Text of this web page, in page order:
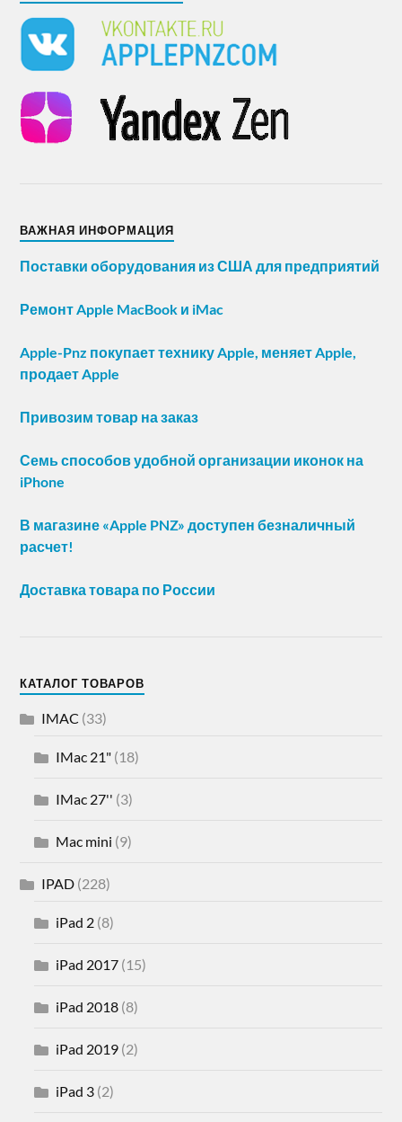
ВАЖНАЯ ИНФОРМАЦИЯ
Поставки оборудования из США для предприятий
Ремонт Apple MacBook и iMac
Apple-Pnz покупает технику Apple, меняет Apple,
продает Apple
Привозим товар на заказ
Семь способов удобной организации иконок на
iPhone
В магазине «Apple PNZ» доступен безналичный
расчет!
Доставка товара по России
КАТАЛОГ ТОВАРОВ
IMAC (33)
IMac 21" (18)
IMac 27'' (3)
Mac mini (9)
IPAD (228)
iPad 2 (8)
iPad 2017 (15)
iPad 2018 (8)
iPad 2019 (2)
iPad 3 (2)